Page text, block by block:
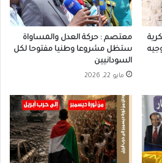
معتصم : حركة العدل والمساواة
ستظل مشروعا وطنيا مفتوحا لكل
السودانيين
مايو 22, 2026